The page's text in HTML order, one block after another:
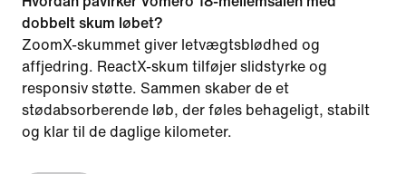
dobbelt skum løbet?
ZoomX-skummet giver letvægtsblødhed og
affjedring. ReactX-skum tilføjer slidstyrke og
responsiv støtte. Sammen skaber de et
stødabsorberende løb, der føles behageligt, stabilt
og klar til de daglige kilometer.